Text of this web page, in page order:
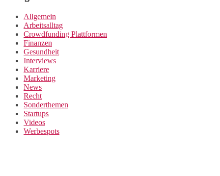
Allgemein
Arbeitsalltag
Crowdfunding Plattformen
Finanzen
Gesundheit
Interviews
Karriere
Marketing
News
Recht
Sonderthemen
Startups
Videos
Werbespots